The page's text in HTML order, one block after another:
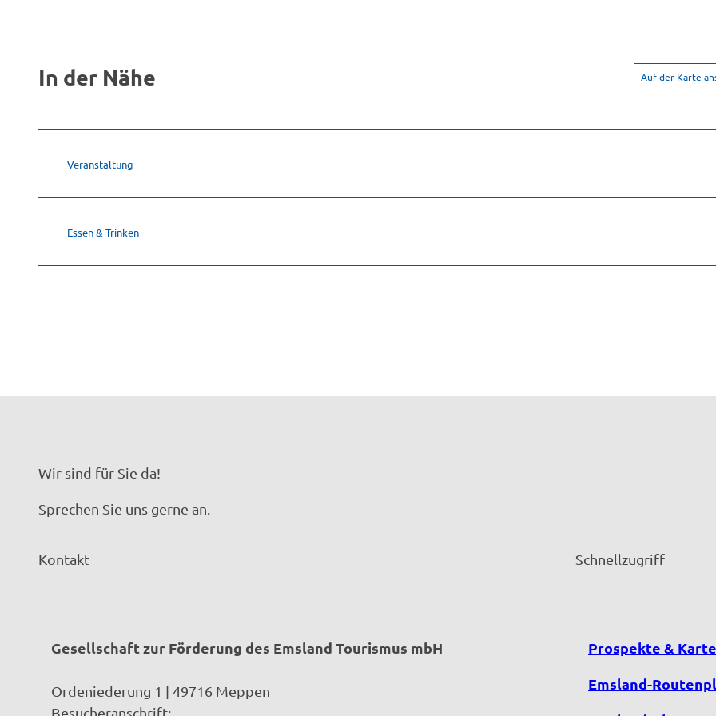
In der Nähe Auf der Karte
Veranstaltung
Essen & Trinken
Wir sind für Sie da!
Sprechen Sie uns gerne an.
Kontakt
Gesellschaft zur Förderung des Emsland Tourismus mbH
Ordeniederung 1 | 49716 Meppen
Besucheranschrift:
Schnellzugriff
Prospekte &
Emsland-